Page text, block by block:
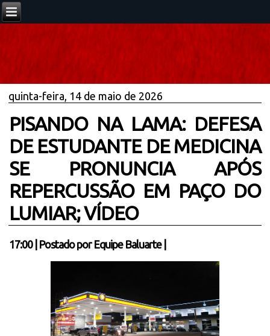
quinta-feira, 14 de maio de 2026
PISANDO NA LAMA: DEFESA
DE ESTUDANTE DE MEDICINA
SE PRONUNCIA APÓS
REPERCUSSÃO EM PAÇO DO
LUMIAR; VÍDEO
17:00| Postado por Equipe Baluarte